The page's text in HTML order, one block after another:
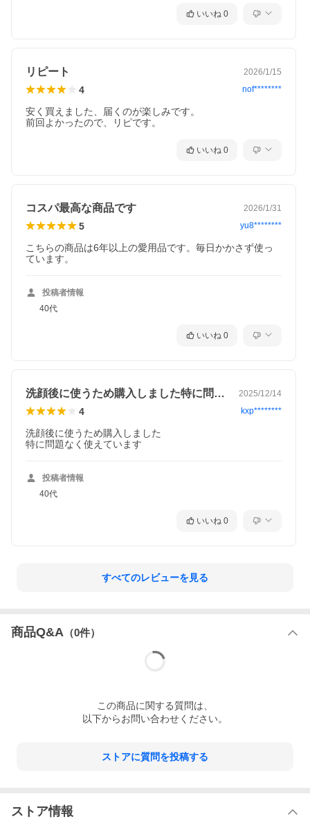
いいね 0
リピート 2026/1/15
4 nof********
安く買えました、届くのが楽しみです。
前回よかったので、リピです。
いいね 0
コスパ最高な商品です 2026/1/31
5 yu8********
こちらの商品は6年以上の愛用品です。毎日かかさず使っ
ています。
投稿者情報
40代
いいね 0
洗顔後に使うため購入しました特に問題な… 2025/12/14
4 kxp********
洗顔後に使うため購入しました
特に問題なく使えています
投稿者情報
40代
いいね 0
すべてのレビューを見る
商品Q&A （0件）
この商品に関する質問は、
以下からお問い合わせください。
ストアに質問を投稿する
ストア情報